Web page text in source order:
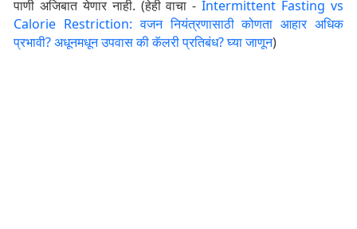
पाणी अजिबात येणार नाही. (हेही वाचा - Intermittent Fasting vs
Calorie Restriction: वजन नियंत्रणासाठी कोणता आहार अधिक
प्रभावी? अधूनमधून उपवास की कॅलरी प्रतिबंध? घ्या जाणून)